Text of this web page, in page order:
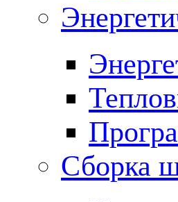
Сборка